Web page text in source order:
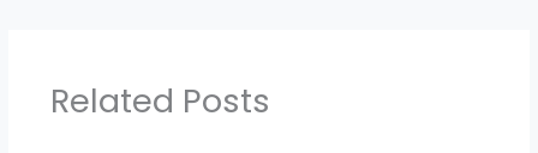
Related Posts